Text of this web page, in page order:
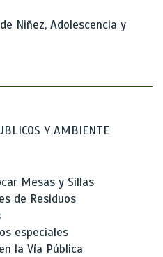
Niñez, Adolescencia y
Y AMBIENTE
Mesas y Sillas
de Residuos
especiales
la Vía Pública